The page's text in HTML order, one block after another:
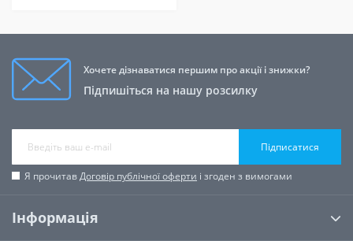
Хочете дізнаватися першим про акції і знижки?
Підпишіться на нашу розсилку
Підписатися
Я прочитавДоговір публічної оферти і згоден з вимогами
Інформація